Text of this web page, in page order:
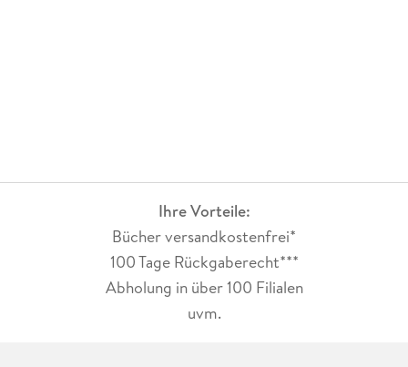
Ihre Vorteile:
Bücher versandkostenfrei*
100 Tage Rückgaberecht***
Abholung in über 100 Filialen
uvm.